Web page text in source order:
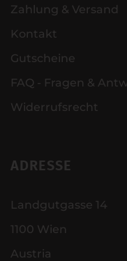
Zahlung & Versand
Kontakt
Gutscheine
FAQ - Fragen &
Widerrufsrecht
ADRESSE
Landgutgasse 14
1100 Wien
Austria